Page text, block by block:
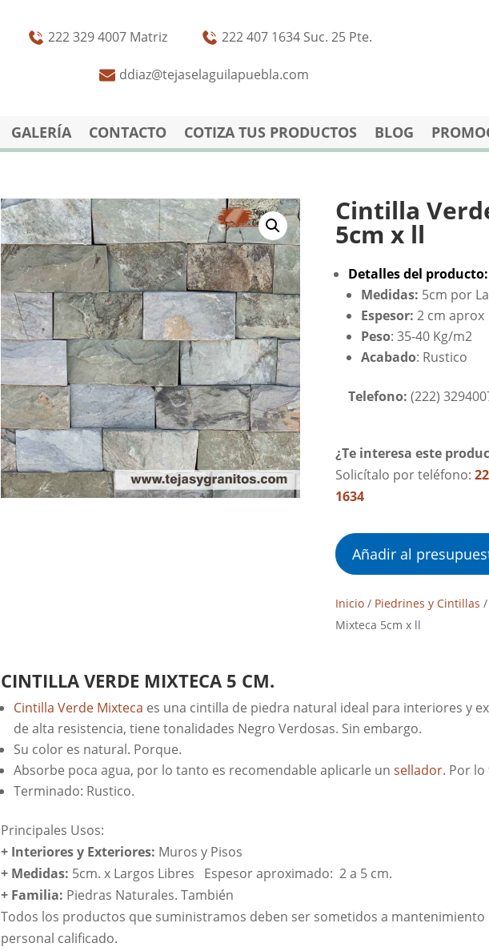
222 329 4007 Matriz 222 407 1634 Suc. 25 Pte.
ddiaz@tejaselaguilapuebla.com
GALERÍA CONTACTO COTIZA TUS PRODUCTOS BLOG
Cintilla
5cm x ll
Detalles del producto:
Medidas: 5cm por
Espesor: 2 cm aprox
Peso: 35-40 Kg/m2
Acabado: Rustico
Telefono: (222)
¿Te interesa este
Solicítalo por teléfono:
1634
Añadir al
Inicio/ Piedrines y Cintillas /
Mixteca 5cm x ll
CINTILLA VERDE MIXTECA 5 CM.
Cintilla Verde Mixteca es una cintilla de piedra natural ideal para interiores y
de alta resistencia, tiene tonalidades Negro Verdosas. Sin embargo.
Su color es natural. Porque.
Absorbe poca agua, por lo tanto es recomendable aplicarle un sellador. Por
Terminado: Rustico.
Principales Usos:
+ Interiores y Exteriores: Muros y Pisos
+ Medidas: 5cm. x Largos Libres Espesor aproximado: 2 a 5 cm.
+ Familia: Piedras Naturales. También
Todos los productos que suministramos deben ser sometidos a
personal calificado.